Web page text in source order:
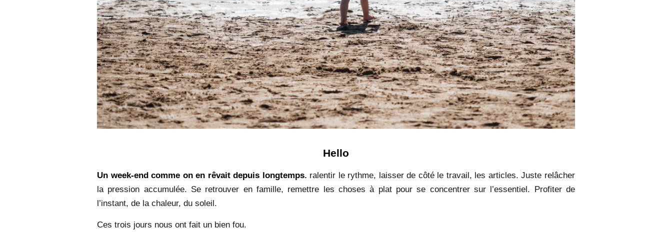
Hello
Un week-end comme on en rêvait depuis longtemps. ralentir le rythme, laisser de côté le travail, les articles. Juste relâcher
la pression accumulée. Se retrouver en famille, remettre les choses à plat pour se concentrer sur l’essentiel. Profiter de
l’instant, de la chaleur, du soleil.
Ces trois jours nous ont fait un bien fou.